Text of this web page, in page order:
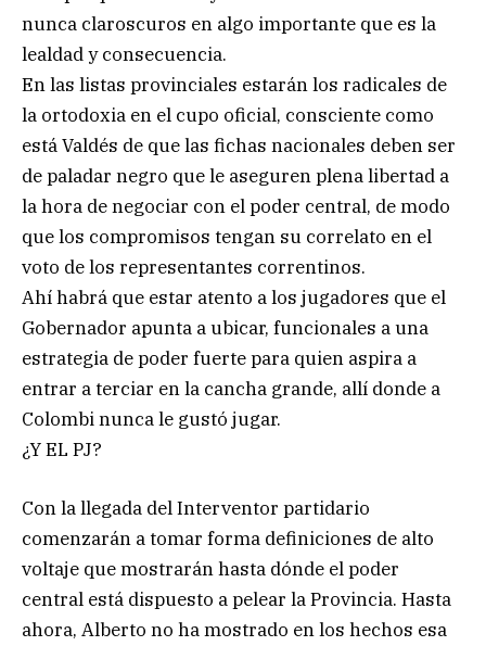
nunca claroscuros en algo importante que es la
lealdad y consecuencia.
En las listas provinciales estarán los radicales de
la ortodoxia en el cupo oficial, consciente como
está Valdés de que las fichas nacionales deben ser
de paladar negro que le aseguren plena libertad a
la hora de negociar con el poder central, de modo
que los compromisos tengan su correlato en el
voto de los representantes correntinos.
Ahí habrá que estar atento a los jugadores que el
Gobernador apunta a ubicar, funcionales a una
estrategia de poder fuerte para quien aspira a
entrar a terciar en la cancha grande, allí donde a
Colombi nunca le gustó jugar.
¿Y EL PJ?
Con la llegada del Interventor partidario
comenzarán a tomar forma definiciones de alto
voltaje que mostrarán hasta dónde el poder
central está dispuesto a pelear la Provincia. Hasta
ahora, Alberto no ha mostrado en los hechos esa